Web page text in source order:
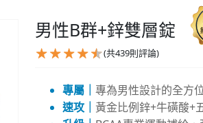
男性B群+鋅雙層錠
(共439則評論)
專屬｜ 專為男性設計的全方
速攻｜ 黃金比例鋅+牛磺酸+